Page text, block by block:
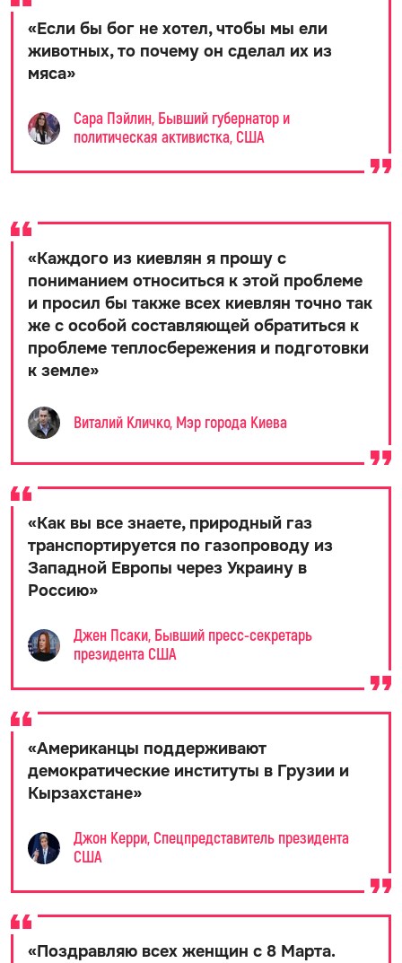
«Если бы бог не хотел, чтобы мы ели
животных, то почему он сделал их из
мяса»
Сара Пэйлин, Бывший губернатор и
политическая активистка, США
«Каждого из киевлян я прошу с
пониманием относиться к этой проблеме
и просил бы также всех киевлян точно так
же с особой составляющей обратиться к
проблеме теплосбережения и подготовки
к земле»
Виталий Кличко, Мэр города Киева
«Как вы все знаете, природный газ
транспортируется по газопроводу из
Западной Европы через Украину в
Россию»
Джен Псаки, Бывший пресс-секретарь
президента США
«Американцы поддерживают
демократические институты в Грузии и
Кырзахстане»
Джон Керри, Спецпредставитель президента
США
«Поздравляю всех женщин с 8 Марта.